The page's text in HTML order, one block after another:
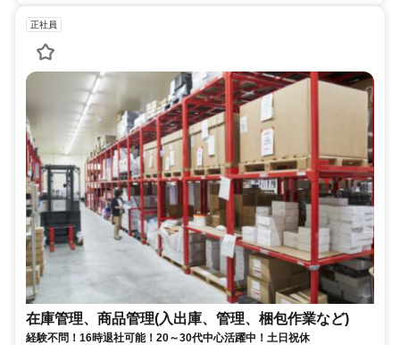
正社員
在庫管理、商品管理(入出庫、管理、梱包作業など)
経験不問！16時退社可能！20～30代中心活躍中！土日祝休